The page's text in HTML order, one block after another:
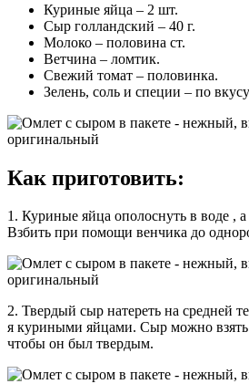
Куриные яйца – 2 шт.
Сыр голландский – 40 г.
Молоко – половина ст.
Ветчина – ломтик.
Свежий томат – половинка.
Зелень, соль и специи – по
Как приготовить:
1. Куриные яйца ополоснуть в воде , а
Взбить при помощи венчика до
2. Твердый сыр натереть на средней
я куриными яйцами. Сыр можно взять
чтобы он был твердым.